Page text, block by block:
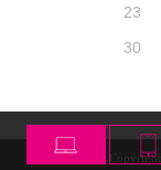
23
30